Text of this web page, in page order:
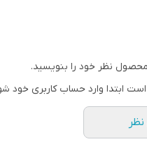
نظر خود را بنویسید.
است ابتدا وارد حساب کاربری خود